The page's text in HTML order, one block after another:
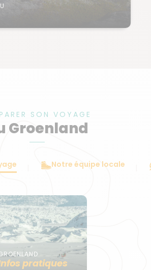
SON VOYAGE
Groenland
Notre équipe locale
pratiques